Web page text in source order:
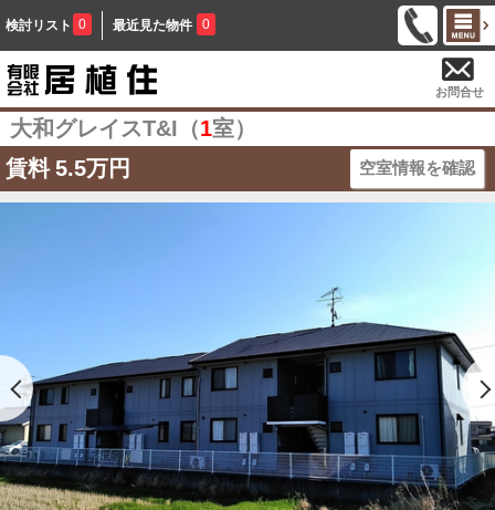
検討リスト 0 最近見た物件 0
お問合せ
大和グレイスT&I（1室）
賃料 5.5万円 空室情報を確認